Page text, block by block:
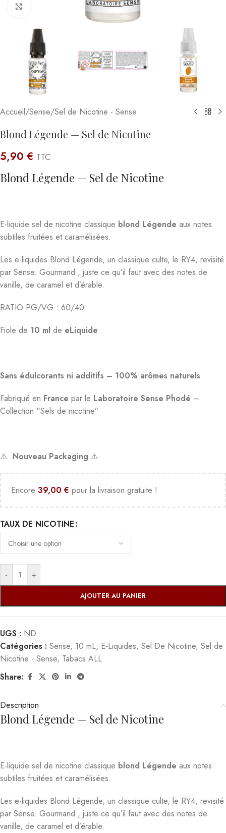
Accueil/Sense/Sel de Nicotine - Sense
Blond Légende — Sel de Nicotine
5,90 € TTC
Blond Légende — Sel de Nicotine
E-liquide sel de nicotine classique blond Légende aux notes
subtiles fruitées et caramélisées.
Les e-liquides Blond Légende, un classique culte, le RY4, revisité
par Sense. Gourmand , juste ce qu’il faut avec des notes de
vanille, de caramel et d’érable.
RATIO PG/VG : 60/40
Fiole de 10 ml de eLiquide
Sans édulcorants ni additifs – 100% arômes naturels
Fabriqué en France par le Laboratoire Sense Phodé –
Collection “Sels de nicotine”
⚠️ Nouveau Packaging ⚠️
Encore 39,00 € pour la livraison gratuite !
TAUX DE NICOTINE
- +
AJOUTER AU PANIER
UGS : ND
Catégories : Sense, 10 mL, E-Liquides, Sel De Nicotine, Sel de
Nicotine - Sense, Tabacs ALL
Share:
Description
Blond Légende — Sel de Nicotine
E-liquide sel de nicotine classique blond Légende aux notes
subtiles fruitées et caramélisées.
Les e-liquides Blond Légende, un classique culte, le RY4, revisité
par Sense. Gourmand , juste ce qu’il faut avec des notes de
vanille, de caramel et d’érable.